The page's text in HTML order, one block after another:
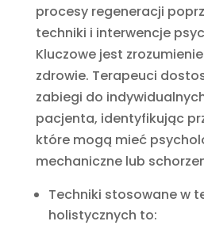
procesy regeneracji
techniki i interwencje
Kluczowe jest
zdrowie. Terapeuci
zabiegi do
pacjenta, identyfikując
które mogą mieć
mechaniczne lub
Techniki stosowane w
holistycznych to: